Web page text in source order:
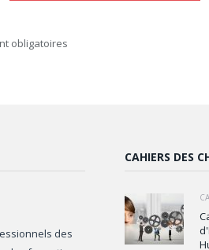
obligatoires
des
CAHIERS DES